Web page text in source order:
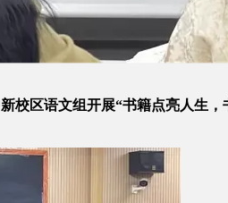
校区语文组开展“书籍点亮人生